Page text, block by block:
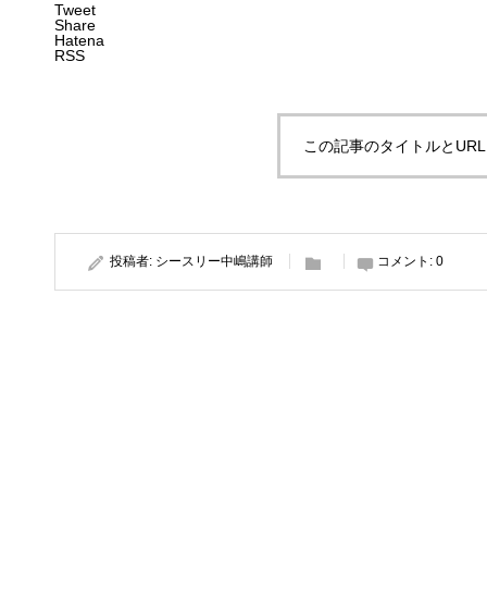
Tweet
Share
Hatena
RSS
この記事のタイトルと
投稿者: シースリー中嶋講師 コメント: 0